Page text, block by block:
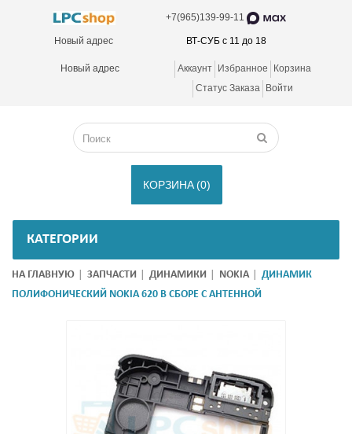
+7(965)139-99-11
Новый адрес ВТ-СУБ с 11 до 18
Новый адрес Аккаунт Избранное
Корзина
Статус Заказа
Войти
КОРЗИНА (0)
КАТЕГОРИИ
НА ГЛАВНУЮ ЗАПЧАСТИ ДИНАМИКИ NOKIA
ДИНАМИК
ПОЛИФОНИЧЕСКИЙ NOKIA 620 В СБОРЕ С АНТЕННОЙ